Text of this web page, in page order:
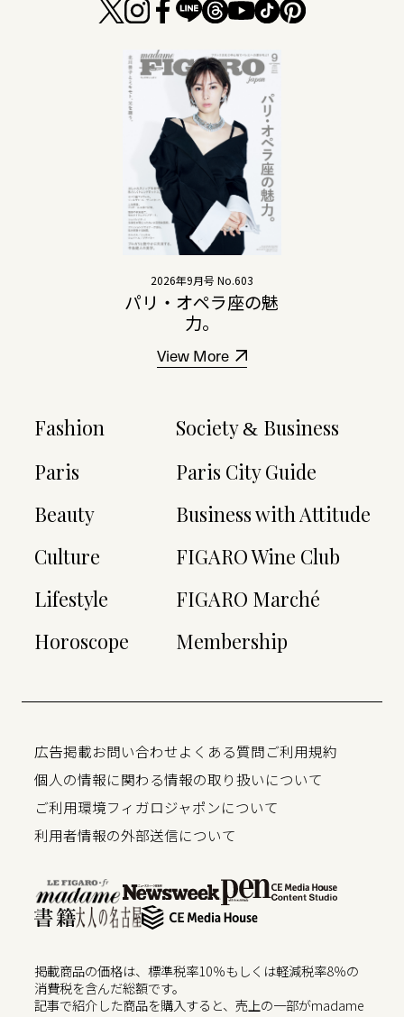
2026年9月号 No.603
パリ・オペラ座の魅
力。
View More
Fashion
Paris
Beauty
Culture
Lifestyle
Horoscope
Society& Business
Paris City Guide
Business with Attitude
FIGARO Wine Club
FIGARO Marché
Membership
広告掲載お問い合わせよくある質問ご利用規約
個人の情報に関わる情報の取り扱いについて
ご利用環境フィガロジャポンについて
利用者情報の外部送信について
掲載商品の価格は、標準税率10％もしくは軽減税率8％の
消費税を含んだ総額です。
記事で紹介した商品を購入すると、売上の一部がmadame